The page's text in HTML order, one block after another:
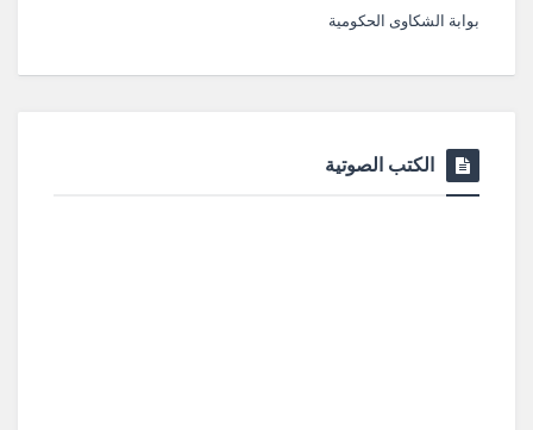
بوابة الشكاوى الحكومية
الكتب الصوتية